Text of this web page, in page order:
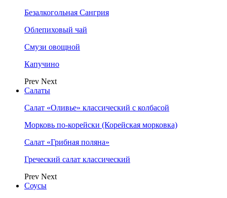
Безалкогольная Сангрия
Облепиховый чай
Смузи овощной
Капучино
Prev Next
Салаты
Салат «Оливье» классический с колбасой
Морковь по-корейски (Корейская морковка)
Салат «Грибная поляна»
Греческий салат классический
Prev Next
Соусы